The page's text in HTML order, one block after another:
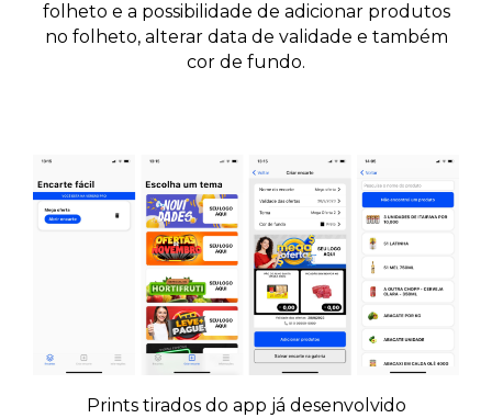
folheto e a possibilidade de adicionar produtos
no folheto, alterar data de validade e também
cor de fundo.
Prints tirados do app já desenvolvido